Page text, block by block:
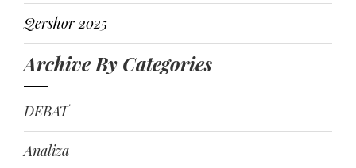
Qershor 2025
Archive By Categories
DEBAT
Analiza